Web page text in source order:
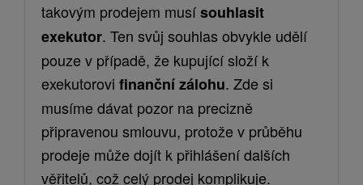
takovým prodejem musísouhlasit
exekutor. Ten svůj souhlas obvykle udělí
pouze v případě, že kupující složí k
exekutorovi finanční zálohu. Zde si
musíme dávat pozor na precizně
připravenou smlouvu, protože v průběhu
prodeje může dojít k přihlášení dalších
věřitelů, což celý prodej komplikuje.